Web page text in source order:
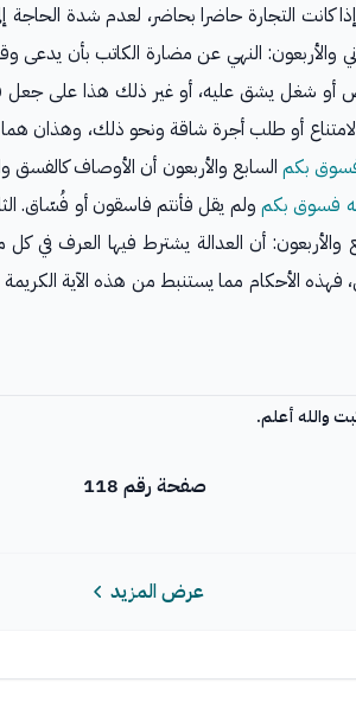
كانت التجارة حاضرا بحاضر، لعدم شدة الحاجة
والأربعون: النهي عن مضارة الكاتب بأن
أو شغل يشق عليه، أو غير ذلك هذا على جعل
أو طلب أجرة شاقة ونحو ذلك، وهذان هما
فسوق بكم السابع والأربعون أن الأوصاف كالفسق
فسوق بكم ولم يقل فأنتم فاسقون أو فُسّاق.
والأربعون: أن العدالة يشترط فيها العرف في
الأحكام مما يستنبط من هذه الآية
صفحة رقم 118
عرض المزيد